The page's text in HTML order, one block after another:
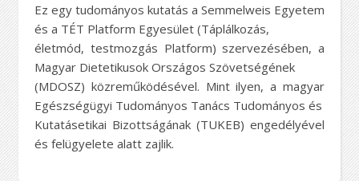
Ez egy tudományos kutatás a Semmelweis Egyetem
és a TÉT Platform Egyesület (Táplálkozás,
életmód, testmozgás Platform) szervezésében, a
Magyar Dietetikusok Országos Szövetségének
(MDOSZ) közreműködésével. Mint ilyen, a magyar
Egészségügyi Tudományos Tanács Tudományos és
Kutatásetikai Bizottságának (TUKEB) engedélyével
és felügyelete alatt zajlik.